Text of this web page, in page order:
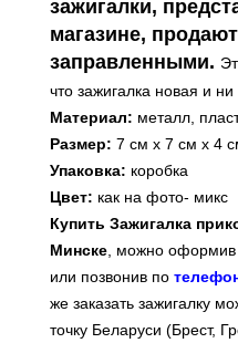
зажигалки,
магазине,
заправленными.
что зажигалка новая и
Материал: металл,
Размер: 7 см х 7 см х 4
Упаковка: коробка
Цвет: как на фото- микс
Купить Зажигалка
Минске, можно оформив
или позвонив по
же заказать зажигалку
точку Беларуси (Брест,